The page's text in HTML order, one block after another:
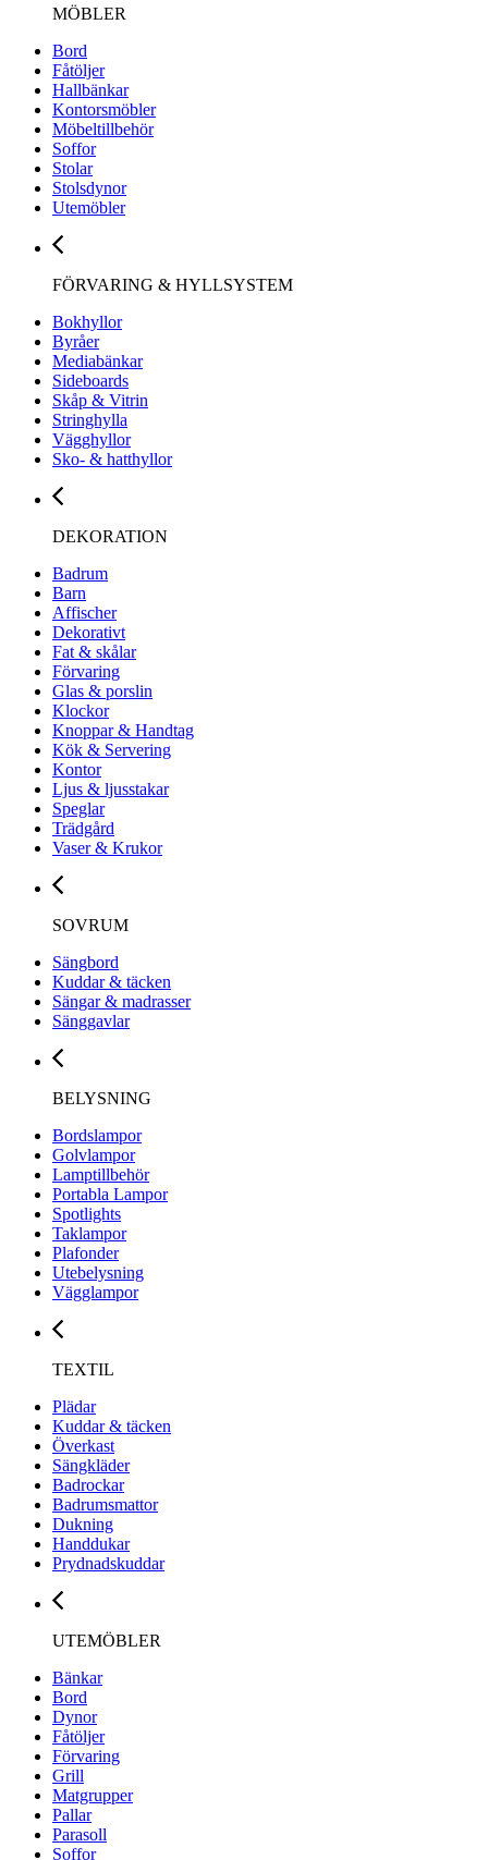
MÖBLER
Bord
Fåtöljer
Hallbänkar
Kontorsmöbler
Möbeltillbehör
Soffor
Stolar
Stolsdynor
Utemöbler
FÖRVARING & HYLLSYSTEM
Bokhyllor
Byråer
Mediabänkar
Sideboards
Skåp & Vitrin
Stringhylla
Vägghyllor
Sko- & hatthyllor
DEKORATION
Badrum
Barn
Affischer
Dekorativt
Fat & skålar
Förvaring
Glas & porslin
Klockor
Knoppar & Handtag
Kök & Servering
Kontor
Ljus & ljusstakar
Speglar
Trädgård
Vaser & Krukor
SOVRUM
Sängbord
Kuddar & täcken
Sängar & madrasser
Sänggavlar
BELYSNING
Bordslampor
Golvlampor
Lamptillbehör
Portabla Lampor
Spotlights
Taklampor
Plafonder
Utebelysning
Vägglampor
TEXTIL
Plädar
Kuddar & täcken
Överkast
Sängkläder
Badrockar
Badrumsmattor
Dukning
Handdukar
Prydnadskuddar
UTEMÖBLER
Bänkar
Bord
Dynor
Fåtöljer
Förvaring
Grill
Matgrupper
Pallar
Parasoll
Soffor